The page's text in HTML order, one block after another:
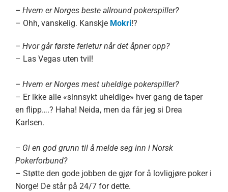
– Hvem er Norges beste allround pokerspiller?
– Ohh, vanskelig. Kanskje Mokri!?
– Hvor går første ferietur når det åpner opp?
– Las Vegas uten tvil!
– Hvem er Norges mest uheldige pokerspiller?
– Er ikke alle «sinnsykt uheldige» hver gang de taper
en flipp….? Haha! Neida, men da får jeg si Drea
Karlsen.
– Gi en god grunn til å melde seg inn i Norsk
Pokerforbund?
– Støtte den gode jobben de gjør for å lovligjøre poker i
Norge! De står på 24/7 for dette.